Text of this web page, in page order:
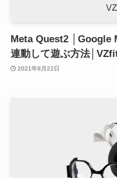
Meta Quest2 │Google
連動して遊ぶ方法
2021年8月22日